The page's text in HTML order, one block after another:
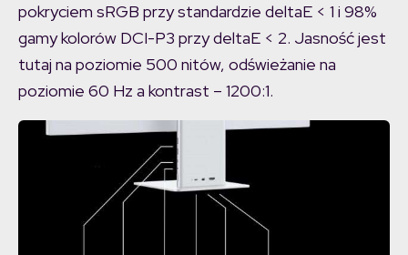
pokryciem sRGB przy standardzie deltaE < 1 i 98%
gamy kolorów DCI-P3 przy deltaE < 2. Jasność jest
tutaj na poziomie 500 nitów, odświeżanie na
poziomie 60 Hz a kontrast – 1200:1.